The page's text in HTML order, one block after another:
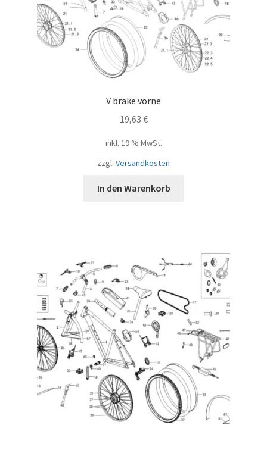
V brake vorne
19,63 €
inkl. 19 % MwSt.
zzgl. Versandkosten
In den Warenkorb